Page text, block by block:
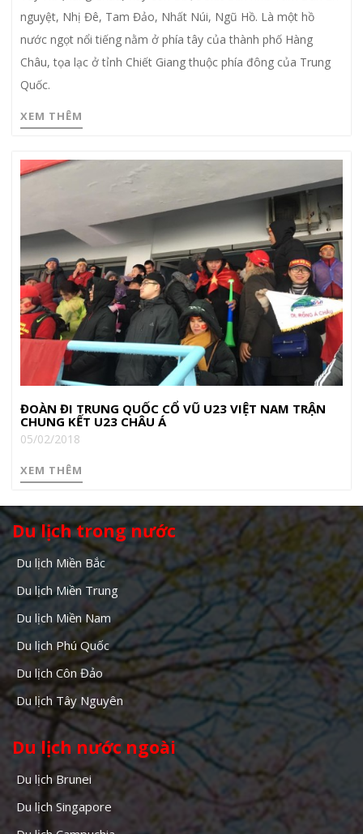
nguyệt, Nhị Đê, Tam Đảo, Nhất Núi, Ngũ Hồ. Là một hồ
nước ngọt nổi tiếng nằm ở phía tây của thành phố Hàng
Châu, tọa lạc ở tỉnh Chiết Giang thuộc phía đông của Trung
Quốc.
XEM THÊM
ĐOÀN ĐI TRUNG QUỐC CỔ VŨ U23 VIỆT NAM TRẬN
CHUNG KẾT U23 CHÂU Á
05/02/2018
XEM THÊM
Du lịch trong nước
Du lịch Miền Bắc
Du lịch Miền Trung
Du lịch Miền Nam
Du lịch Phú Quốc
Du lịch Côn Đảo
Du lịch Tây Nguyên
Du lịch nước ngoài
Du lịch Brunei
Du lịch Singapore